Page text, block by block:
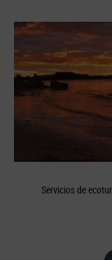
Servicios de